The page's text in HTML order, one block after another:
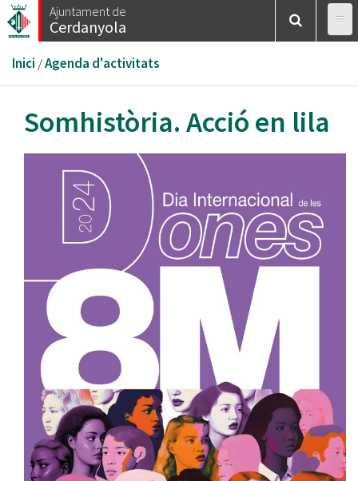
Vés
al
Ajuntament de
Cerdanyola
Esteu
aquí
Inici /Agenda d'activitats
Somhistòria. Acció en lila